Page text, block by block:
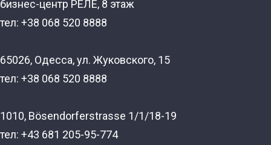
бизнес-центр РЕЛЕ, 8 этаж
тел: +38 068 520 8888
65026, Одесса, ул. Жуковского, 15
тел: +38 068 520 8888
1010, Bösendorferstrasse 1/1/18-19
тел: +43 681 205-95-774